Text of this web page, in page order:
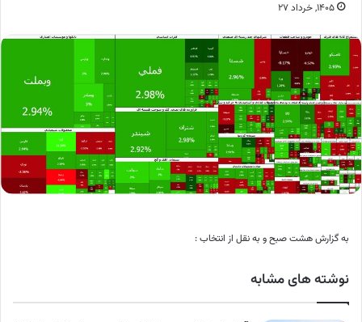
۱۴۰۵, خرداد ۲۷
به گزارش هشت صبح و به نقل از انتخاب :
نوشته های مشابه